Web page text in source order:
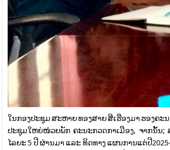
ໃນກອງປະຊຸມ ສະຫາຍ ທອງສາຍ ສີເຮືອງມາ ຮອງຄະ
ປະຊຸມໃຫຍ່ໜ່ວຍພັກ ຄະນະກວດກາເມືອງ, ຈາກນັ້ນ;
ໄລຍະ 5 ປີ ຜ່ານມາ ແລະ ທິດທາງ ແຜນການແຕ່ປີ